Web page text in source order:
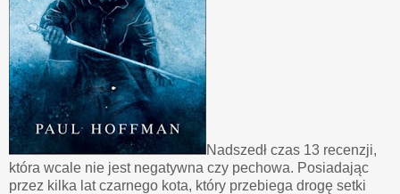
Nadszedł czas 13 recenzji,
która wcale nie jest negatywna czy pechowa. Posiadając
przez kilka lat czarnego kota, który przebiega drogę setki